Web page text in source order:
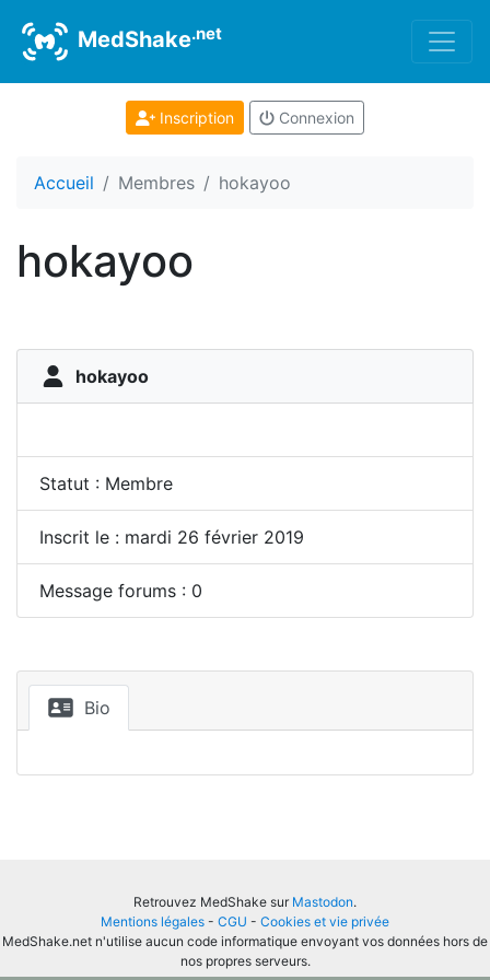
MedShake.net
Inscription Connexion
Accueil Membres hokayoo
hokayoo
hokayoo
Statut : Membre
Inscrit le : mardi 26 février 2019
Message forums : 0
Bio
Retrouvez MedShake sur Mastodon.
Mentions légales - CGU - Cookies et vie privée
MedShake.net n'utilise aucun code informatique envoyant vos données hors de
nos propres serveurs.